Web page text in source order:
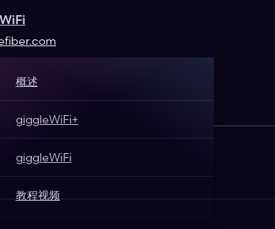
WiFi
概述
giggleWiFi+
giggleWiFi
教程视频